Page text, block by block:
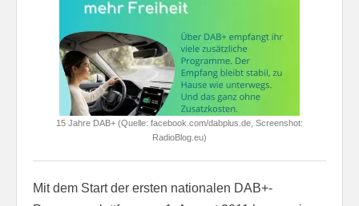
15 Jahre DAB+ (Quelle: facebook.com/dabplus.de, Screenshot:
RadioBlog.eu)
Mit dem Start der ersten nationalen DAB+-